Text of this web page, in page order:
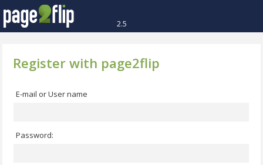
2.5
Register with page2flip
E-mail or User name
Password: